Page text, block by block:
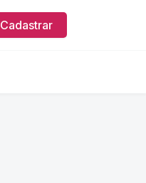
Cadastrar